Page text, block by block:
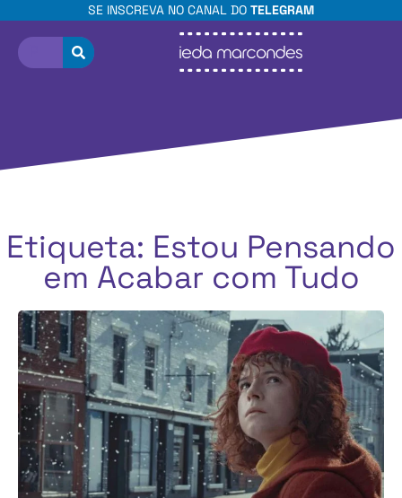
SE INSCREVA NO CANAL DO TELEGRAM
Etiqueta: Estou Pensando
em Acabar com Tudo